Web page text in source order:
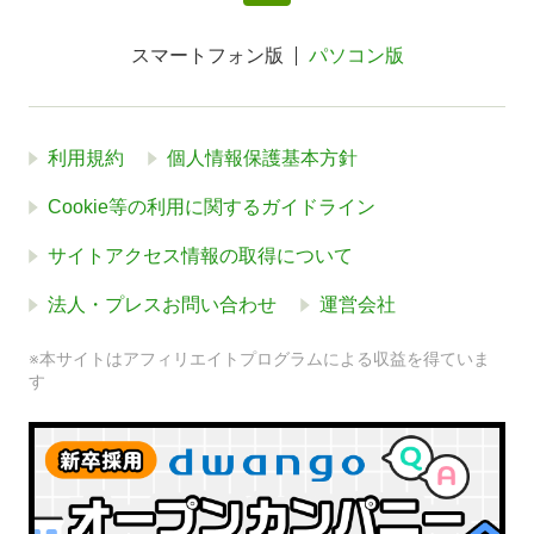
スマートフォン版 パソコン版
利用規約 個人情報保護基本方針
Cookie等の利用に関するガイドライン
サイトアクセス情報の取得について
法人・プレスお問い合わせ 運営会社
※本サイトはアフィリエイトプログラムによる収益を得ていま
す